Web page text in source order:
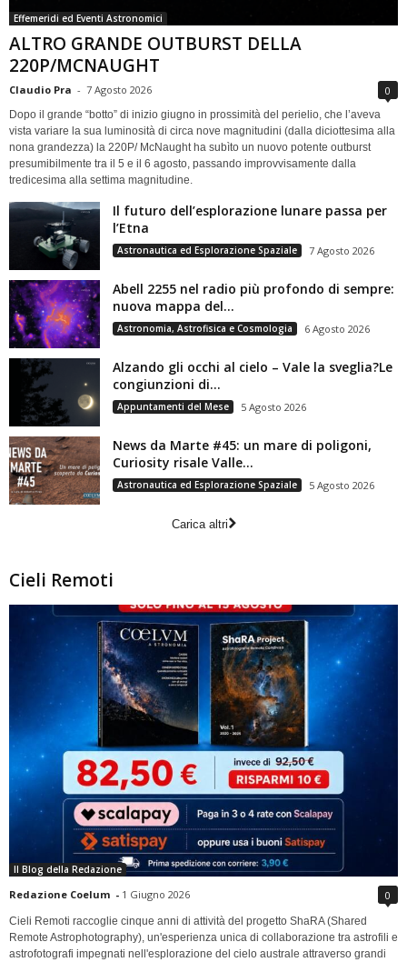
Effemeridi ed Eventi Astronomici
ALTRO GRANDE OUTBURST DELLA
220P/MCNAUGHT
Claudio Pra - 7 Agosto 2026 0
Dopo il grande “botto” di inizio giugno in prossimità del perielio, che l’aveva
vista variare la sua luminosità di circa nove magnitudini (dalla diciottesima alla
nona grandezza) la 220P/ McNaught ha subìto un nuovo potente outburst
presumibilmente tra il 5 e il 6 agosto, passando improvvisamente dalla
tredicesima alla settima magnitudine.
Il futuro dell’esplorazione lunare passa per
l’Etna
Astronautica ed Esplorazione Spaziale 7 Agosto 2026
Abell 2255 nel radio più profondo di sempre:
nuova mappa del...
Astronomia, Astrofisica e Cosmologia 6 Agosto 2026
Alzando gli occhi al cielo – Vale la sveglia?Le
congiunzioni di...
Appuntamenti del Mese 5 Agosto 2026
News da Marte #45: un mare di poligoni,
Curiosity risale Valle...
Astronautica ed Esplorazione Spaziale 5 Agosto 2026
Carica altri
Cieli Remoti
Il Blog della Redazione
Redazione Coelum - 1 Giugno 2026 0
Cieli Remoti raccoglie cinque anni di attività del progetto ShaRA (Shared
Remote Astrophotography), un'esperienza unica di collaborazione tra astrofili e
astrofotografi impegnati nell'esplorazione del cielo australe attraverso grandi